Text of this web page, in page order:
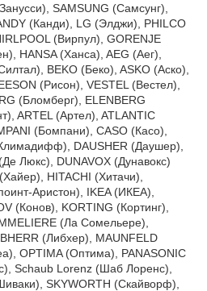
SAMSUNG (Самсунг),
(Канди), LG (Элджи), PHILCO
(Вирпул), GORENJE
HANSA (Ханса), AEG (Аег),
BEKO (Беко), ASKO (Аско),
(Рисон), VESTEL (Вестел),
(Бломберг), ELENBERG
ARTEL (Артел), ATLANTIC
(Бомпани), CASO (Касо),
DAUSHER (Даушер),
Люкс), DUNAVOX (Дунавокс)
HITACHI (Хитачи),
Аристон), IKEA (ИКЕА),
(Конов), KORTING (Кортинг),
(Ла Сомельере),
(Либхер), MAUNFELD
OPTIMA (Оптима), PANASONIC
Schaub Lorenz (Шаб Лоренс),
SKYWORTH (Скайворф),